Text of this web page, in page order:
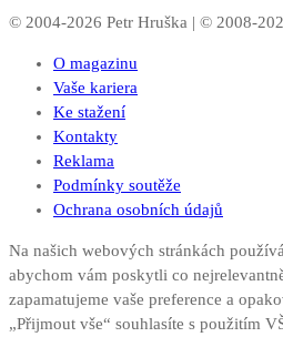
© 2004-2026 Petr Hruška | © 2008-
O magazinu
Vaše kariera
Ke stažení
Kontakty
Reklama
Podmínky soutěže
Ochrana osobních údajů
Na našich webových stránkách
abychom vám poskytli co
zapamatujeme vaše preference a
„Přijmout vše“ souhlasíte s použitím